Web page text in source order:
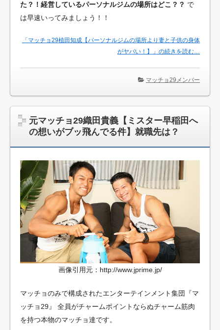
た？！経営しているパーソナルジムの場所はどこ？？ で
は早速いってみましょう！！
「マッチョ29植田知成【パーソナルジムの場所より妻と子供の身体
がヤバい！】」の続きを読む…
マッチョ29メンバー
元マッチョ29織田貴義【ミスター早稲田へ
の想いがブッ飛んでる件】就職先は？
画像引用元：http://www.jprime.jp/
マッチョのみで構成されたエンターテインメント集団『マ
ッチョ29』
全員がチャームポイントならぬチャーム筋肉
を持つ本物のマッチョ達です。